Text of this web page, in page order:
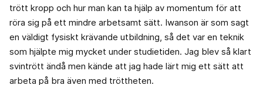
trött kropp och hur man kan ta hjälp av momentum för att
röra sig på ett mindre arbetsamt sätt. Iwanson är som sagt
en väldigt fysiskt krävande utbildning, så det var en teknik
som hjälpte mig mycket under studietiden. Jag blev så klart
svintrött ändå men kände att jag hade lärt mig ett sätt att
arbeta på bra även med tröttheten.